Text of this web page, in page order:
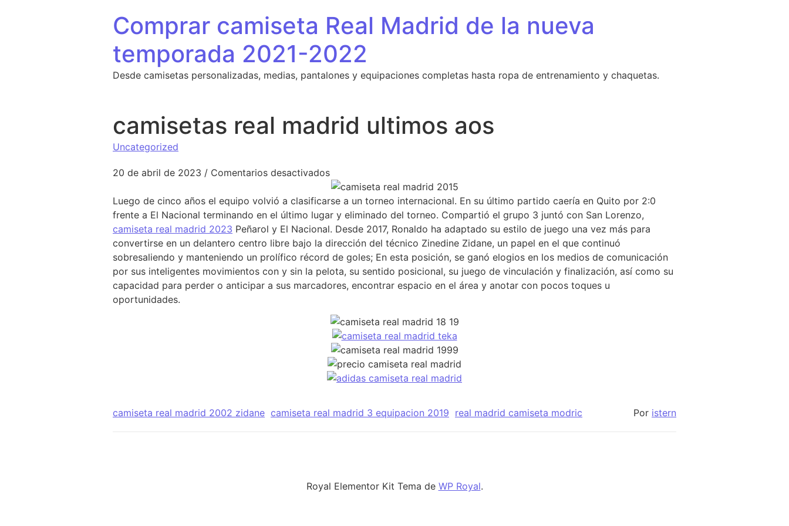
Comprar camiseta Real Madrid de la nueva
temporada 2021-2022
Desde camisetas personalizadas, medias, pantalones y equipaciones completas hasta ropa de entrenamiento y chaquetas.
camisetas real madrid ultimos aos
Uncategorized
20 de abril de 2023 / Comentarios desactivadosen camisetas real madrid ultimos aos
Luego de cinco años el equipo volvió a clasificarse a un torneo internacional. En su último partido caería en Quito por 2:0
frente a El Nacional terminando en el último lugar y eliminado del torneo. Compartió el grupo 3 juntó con San Lorenzo,
camiseta real madrid 2023 Peñarol y El Nacional. Desde 2017, Ronaldo ha adaptado su estilo de juego una vez más para
convertirse en un delantero centro libre bajo la dirección del técnico Zinedine Zidane, un papel en el que continuó
sobresaliendo y manteniendo un prolífico récord de goles; En esta posición, se ganó elogios en los medios de comunicación
por sus inteligentes movimientos con y sin la pelota, su sentido posicional, su juego de vinculación y finalización, así como su
capacidad para perder o anticipar a sus marcadores, encontrar espacio en el área y anotar con pocos toques u
oportunidades.
camiseta real madrid 2002 zidane camiseta real madrid 3 equipacion 2019 real madrid camiseta modric Por istern
Royal Elementor Kit Tema de WP Royal.